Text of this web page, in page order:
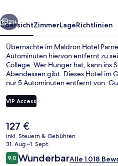
Weiter
21+
ÜbersichtZimmerLageRichtlinien
Übernachte im Maldron Hotel
Autominuten hiervon entfernt zu
College. Wer Hunger hat, kann ins
Abendessen gibt. Dieses Hotel im
nur 5 Autominuten entfernt von:
die zentrale Lage sehr gut. Die
Fußmarsch von den öffentlichen
Minuten (Broadstone - DIT Station).
VIP Access
Der
aktuelle
Preis
beträgt
127 €.
127 €
inkl. Steuern & Gebühren
31. Aug.–1. Sept.
Bewertungen
9,09,0 von 10.
WunderbarAlle 1.018